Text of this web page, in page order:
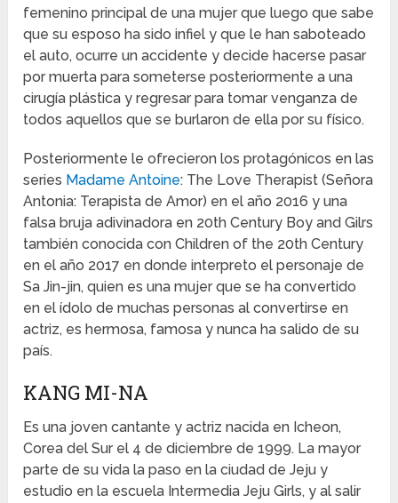
femenino principal de una mujer que luego que sabe
que su esposo ha sido infiel y que le han saboteado
el auto, ocurre un accidente y decide hacerse pasar
por muerta para someterse posteriormente a una
cirugía plástica y regresar para tomar venganza de
todos aquellos que se burlaron de ella por su físico.
Posteriormente le ofrecieron los protagónicos en las
series Madame Antoine: The Love Therapist (Señora
Antonia: Terapista de Amor) en el año 2016 y una
falsa bruja adivinadora en 20th Century Boy and Gilrs
también conocida con Children of the 20th Century
en el año 2017 en donde interpreto el personaje de
Sa Jin-jin, quien es una mujer que se ha convertido
en el ídolo de muchas personas al convertirse en
actriz, es hermosa, famosa y nunca ha salido de su
país.
KANG MI-NA
Es una joven cantante y actriz nacida en Icheon,
Corea del Sur el 4 de diciembre de 1999. La mayor
parte de su vida la paso en la ciudad de Jeju y
estudio en la escuela Intermedia Jeju Girls, y al salir